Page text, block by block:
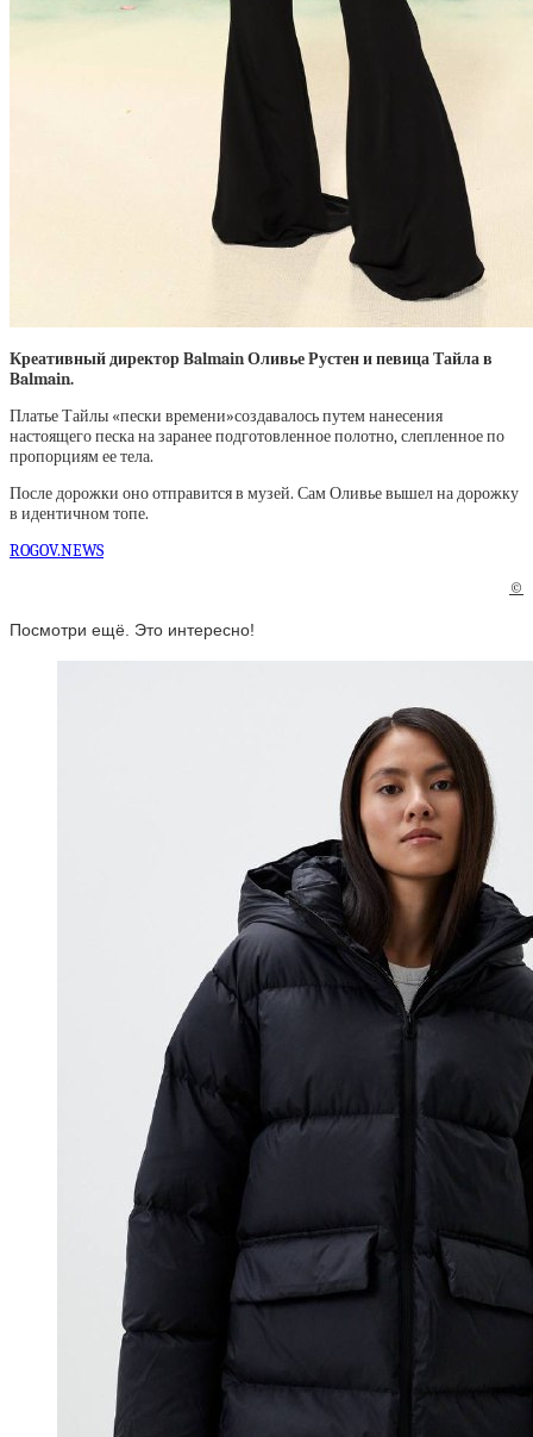
Креативный директор Balmain Оливье Рустен и певица Тайла в
Balmain.
Платье Тайлы «пески времени»создавалось путем нанесения
настоящего песка на заранее подготовленное полотно, слепленное по
пропорциям ее тела.
После дорожки оно отправится в музей. Сам Оливье вышел на дорожку
в идентичном топе.
ROGOV.NEWS
©
Посмотри ещё. Это интересно!